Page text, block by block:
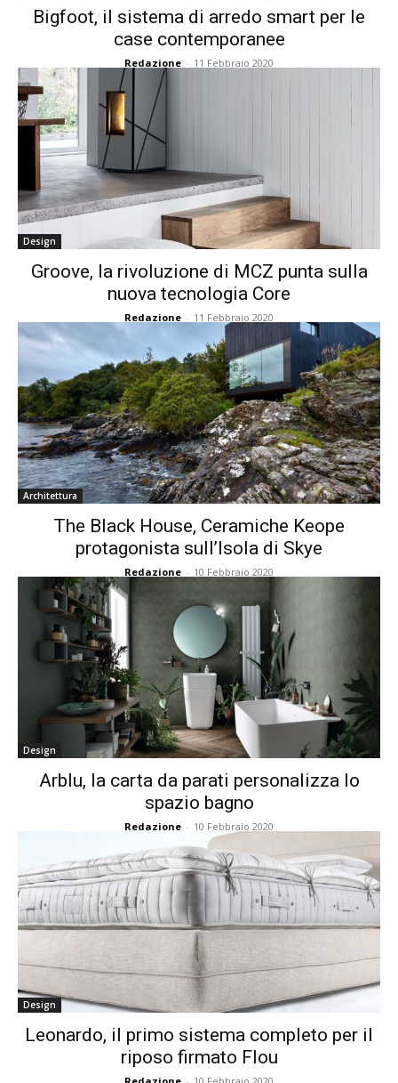
Bigfoot, il sistema di arredo smart per le
case contemporanee
Redazione - 11 Febbraio 2020
Design
Groove, la rivoluzione di MCZ punta sulla
nuova tecnologia Core
Redazione - 11 Febbraio 2020
Architettura
The Black House, Ceramiche Keope
protagonista sull’Isola di Skye
Redazione - 10 Febbraio 2020
Design
Arblu, la carta da parati personalizza lo
spazio bagno
Redazione - 10 Febbraio 2020
Design
Leonardo, il primo sistema completo per il
riposo firmato Flou